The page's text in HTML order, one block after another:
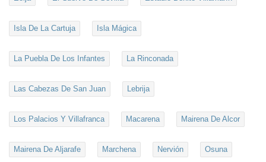
Isla De La Cartuja Isla Mágica
La Puebla De Los Infantes La Rinconada
Las Cabezas De San Juan Lebrija
Los Palacios Y Villafranca Macarena Mairena De Alcor
Mairena De Aljarafe Marchena Nervión Osuna